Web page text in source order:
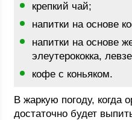
крепкий чай;
напитки на основе
напитки на основе
элеутерококка,
кофе с коньяком.
В жаркую погоду, когда
достаточно будет